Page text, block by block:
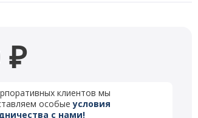
₽
клиентов мы
особыеусловия
с нами!